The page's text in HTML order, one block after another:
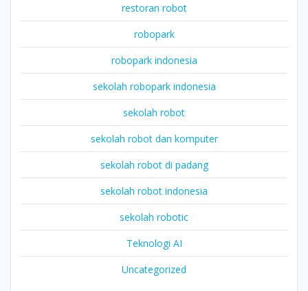
restoran robot
robopark
robopark indonesia
sekolah robopark indonesia
sekolah robot
sekolah robot dan komputer
sekolah robot di padang
sekolah robot indonesia
sekolah robotic
Teknologi AI
Uncategorized